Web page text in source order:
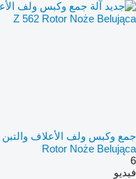
Rotor Noże Belująca
6
فيديو